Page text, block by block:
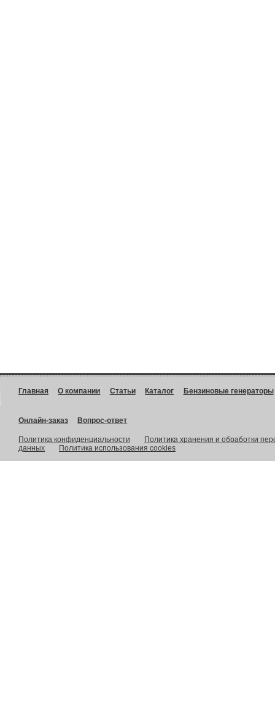
Главная О компании Статьи Каталог Бензиновые генераторы
Онлайн-заказ Вопрос-ответ
Политика конфиденциальности
Политика хранения и обработки
данных
Политика использования cookies